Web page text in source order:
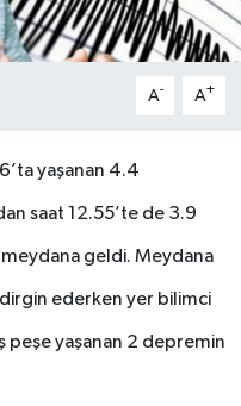
A- A+
yaşanan 4.4
saat 12.55’te de 3.9
geldi. Meydana
ederken yer bilimci
peşe yaşanan 2 depremin